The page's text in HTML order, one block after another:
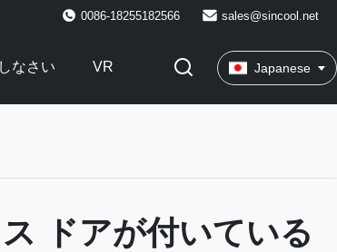
0086-18255182566 sales@sincool.net
なさい VR Japanese
ドアが付いている